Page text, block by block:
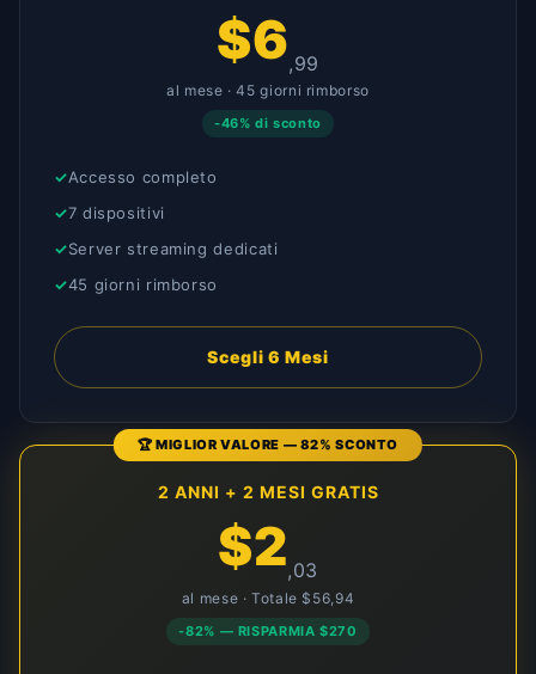
$6,99
al mese · 45 giorni rimborso
-46% di sconto
Accesso completo
7 dispositivi
Server streaming dedicati
45 giorni rimborso
Scegli 6 Mesi
🏆 MIGLIOR VALORE — 82% SCONTO
2 ANNI + 2 MESI GRATIS
$2,03
al mese · Totale $56,94
-82% — RISPARMIA $270